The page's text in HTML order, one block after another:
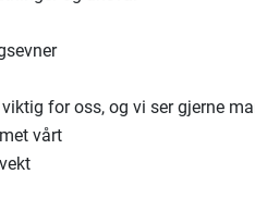
for oss, og vi ser gjerne
vårt